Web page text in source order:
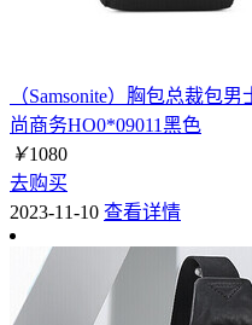
（Samsonite）胸包总裁包
尚商务HO0*09011黑色
￥1080
去购买
2023-11-10 查看详情